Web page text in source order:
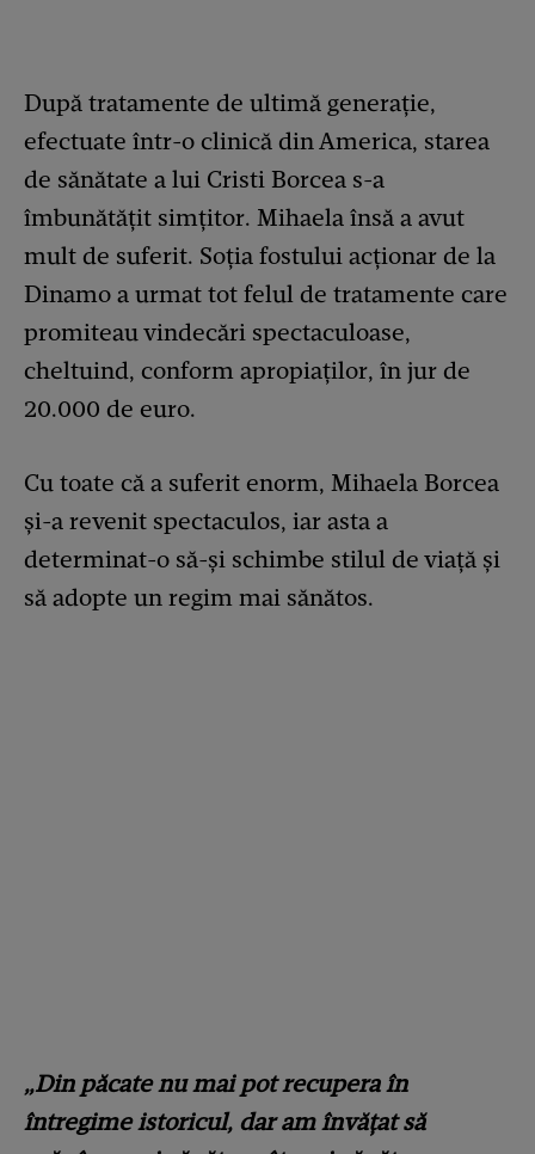
După tratamente de ultimă generaţie,
efectuate într-o clinică din America, starea
de sănătate a lui Cristi Borcea s-a
îmbunătăţit simţitor. Mihaela însă a avut
mult de suferit. Soția fostului acționar de la
Dinamo a urmat tot felul de tratamente care
promiteau vindecări spectaculoase,
cheltuind, conform apropiaţilor, în jur de
20.000 de euro.
Cu toate că a suferit enorm, Mihaela Borcea
și-a revenit spectaculos, iar asta a
determinat-o să-și schimbe stilul de viață și
să adopte un regim mai sănătos.
„Din păcate nu mai pot recupera în
întregime istoricul, dar am învățat să